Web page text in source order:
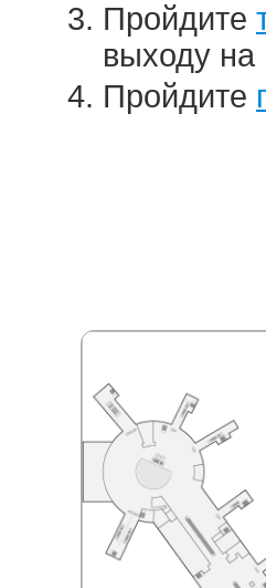
Пройдите
выходу на
Пройдите